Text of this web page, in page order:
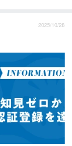
2025/10/28